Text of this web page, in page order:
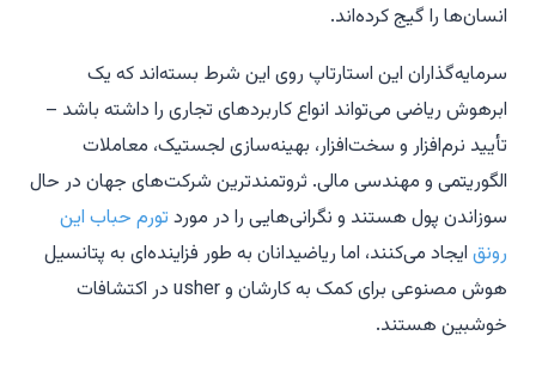
انسان‌ها را گیج کرده‌اند.
سرمایه‌گذاران این استارتاپ روی این شرط بسته‌اند که یک
ابرهوش ریاضی می‌تواند انواع کاربردهای تجاری را داشته باشد –
تأیید نرم‌افزار و سخت‌افزار، بهینه‌سازی لجستیک، معاملات
الگوریتمی و مهندسی مالی. ثروتمندترین شرکت‌های جهان در حال
سوزاندن پول هستند و نگرانی‌هایی را در مورد تورم حباب این
رونق ایجاد می‌کنند، اما ریاضیدانان به طور فزاینده‌ای به پتانسیل
هوش مصنوعی برای کمک به کارشان و usher در اکتشافات
خوشبین هستند.